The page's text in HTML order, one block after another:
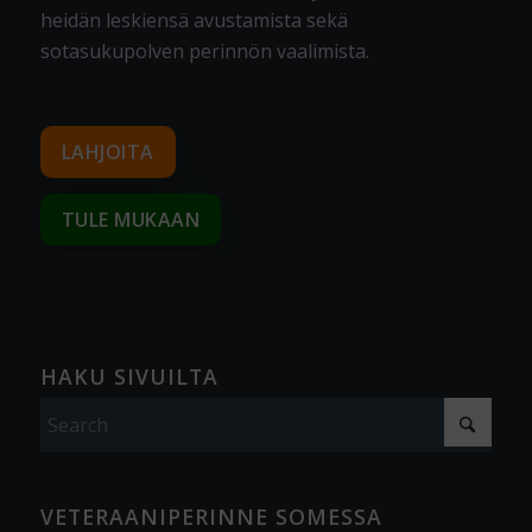
heidän leskiensä avustamista sekä
sotasukupolven perinnön vaalimista.
LAHJOITA
TULE MUKAAN
HAKU SIVUILTA
VETERAANIPERINNE SOMESSA